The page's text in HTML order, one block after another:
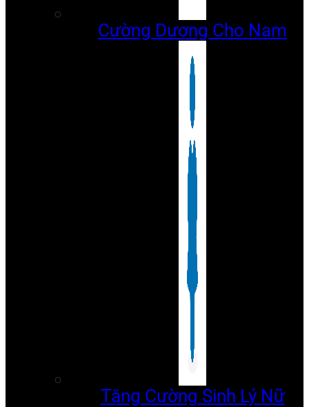
Cường Dương Cho Nam
Tăng Cường Sinh Lý Nữ